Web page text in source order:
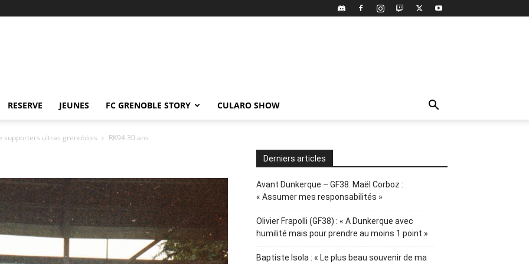
RESERVE JEUNES FC GRENOBLE STORY CULARO SHOW
supporters ultras grenoblois RK94 30 ans
Derniers articles
Avant Dunkerque – GF38. Maël Corboz :
« Assumer mes responsabilités »
Olivier Frapolli (GF38) : « A Dunkerque avec
humilité mais pour prendre au moins 1 point »
Baptiste Isola : « Le plus beau souvenir de ma